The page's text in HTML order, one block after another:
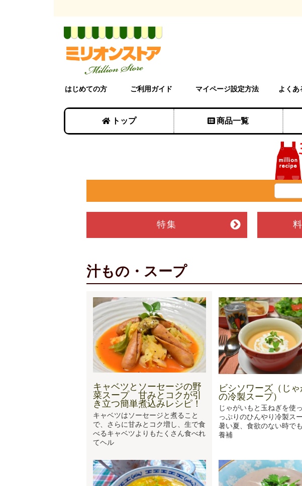
はじめての方 ご利用ガイド マイページ設定方法 よくあ
トップ 商品一覧
特集
汁もの・スープ
キャベツとソーセージの野
菜スープ 甘みとコクが引
き立つ簡単煮込みレシピ！
キャベツはソーセージと煮ること
で、さらに甘みとコク増し、生で食
べるキャベツよりもたくさん食べれ
てヘル
ビシソワーズ（じゃ
の冷製スープ）
じゃがいもと玉ねぎを使
っぷりのひんやり冷製スー
暑い夏、食欲のない時で
養補